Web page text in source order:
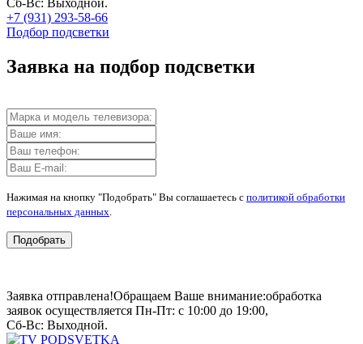
+7 (931) 293-58-66
Подбор подсветки
Заявка на подбор подсветки
Нажимая на кнопку "Подобрать" Вы соглашаетесь с политикой обработки
персональных данных
Подобрать
Заявка отправлена!Обращаем Ваше внимание:обработка
заявок осуществляется Пн-Пт: с 10:00 до 19:00,
Сб-Вс: Выходной.